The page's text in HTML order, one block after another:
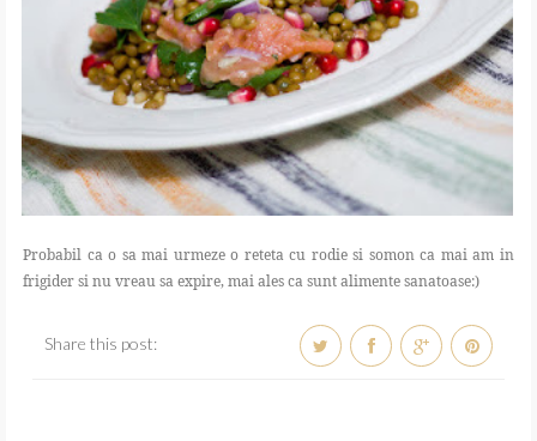
Probabil ca o sa mai urmeze o reteta cu rodie si somon ca mai am in
frigider si nu vreau sa expire, mai ales ca sunt alimente sanatoase:)
Share this post: